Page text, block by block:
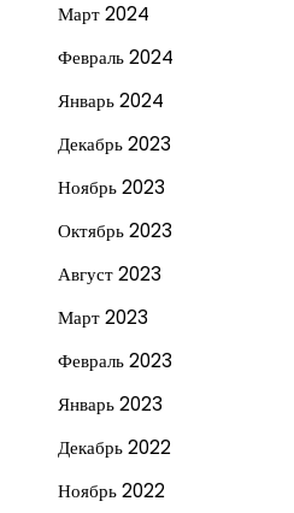
Март 2024
Февраль 2024
Январь 2024
Декабрь 2023
Ноябрь 2023
Октябрь 2023
Август 2023
Март 2023
Февраль 2023
Январь 2023
Декабрь 2022
Ноябрь 2022